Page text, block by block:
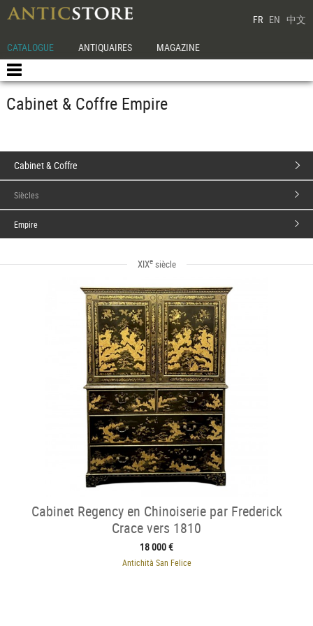
FR EN 中文
CATALOGUE ANTIQUAIRES MAGAZINE
Cabinet & Coffre Empire
Cabinet & Coffre
Siècles
Empire
XIXesiècle
Cabinet Regency en Chinoiserie par Frederick
Crace vers 1810
18 000 €
Antichità San Felice